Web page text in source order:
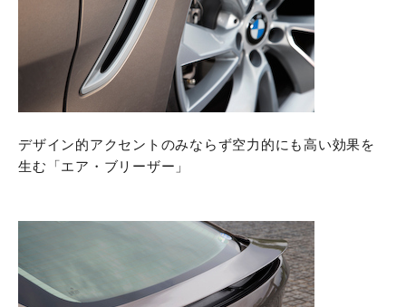
デザイン的アクセントのみならず空力的にも高い効果を
生む「エア・ブリーザー」